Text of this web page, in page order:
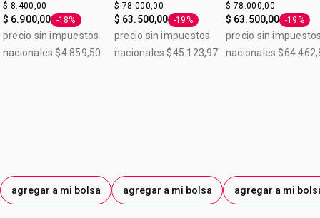
$ 8.400,00
$ 6.900,00 Etiqueta -18%
-18%
precio sin impuestos
nacionales $4.859,50
agregar a mi bolsa
$ 78.000,00
$ 63.500,00 Etiqueta -19%
-19%
precio sin impuestos
nacionales $45.123,97
agregar a mi bolsa
$ 78.000,00
$ 63.500,00 Etiqueta
-19%
precio sin
nacionales
agregar a mi